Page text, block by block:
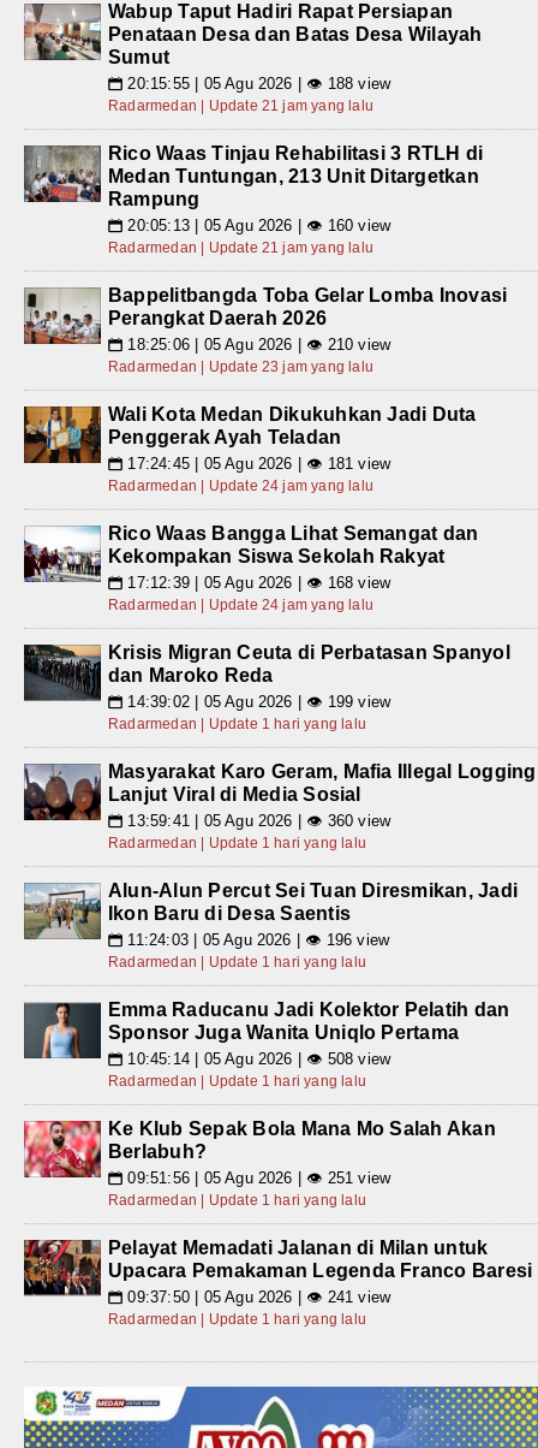
Wabup Taput Hadiri Rapat Persiapan
Penataan Desa dan Batas Desa Wilayah
Sumut
📅 20:15:55 | 05 Agu 2026 | 👁 188 view
Radarmedan | Update 21 jam yang lalu
Rico Waas Tinjau Rehabilitasi 3 RTLH di
Medan Tuntungan, 213 Unit Ditargetkan
Rampung
📅 20:05:13 | 05 Agu 2026 | 👁 160 view
Radarmedan | Update 21 jam yang lalu
Bappelitbangda Toba Gelar Lomba Inovasi
Perangkat Daerah 2026
📅 18:25:06 | 05 Agu 2026 | 👁 210 view
Radarmedan | Update 23 jam yang lalu
Wali Kota Medan Dikukuhkan Jadi Duta
Penggerak Ayah Teladan
📅 17:24:45 | 05 Agu 2026 | 👁 181 view
Radarmedan | Update 24 jam yang lalu
Rico Waas Bangga Lihat Semangat dan
Kekompakan Siswa Sekolah Rakyat
📅 17:12:39 | 05 Agu 2026 | 👁 168 view
Radarmedan | Update 24 jam yang lalu
Krisis Migran Ceuta di Perbatasan Spanyol
dan Maroko Reda
📅 14:39:02 | 05 Agu 2026 | 👁 199 view
Radarmedan | Update 1 hari yang lalu
Masyarakat Karo Geram, Mafia Illegal Logging
Lanjut Viral di Media Sosial
📅 13:59:41 | 05 Agu 2026 | 👁 360 view
Radarmedan | Update 1 hari yang lalu
Alun-Alun Percut Sei Tuan Diresmikan, Jadi
Ikon Baru di Desa Saentis
📅 11:24:03 | 05 Agu 2026 | 👁 196 view
Radarmedan | Update 1 hari yang lalu
Emma Raducanu Jadi Kolektor Pelatih dan
Sponsor Juga Wanita Uniqlo Pertama
📅 10:45:14 | 05 Agu 2026 | 👁 508 view
Radarmedan | Update 1 hari yang lalu
Ke Klub Sepak Bola Mana Mo Salah Akan
Berlabuh?
📅 09:51:56 | 05 Agu 2026 | 👁 251 view
Radarmedan | Update 1 hari yang lalu
Pelayat Memadati Jalanan di Milan untuk
Upacara Pemakaman Legenda Franco Baresi
📅 09:37:50 | 05 Agu 2026 | 👁 241 view
Radarmedan | Update 1 hari yang lalu